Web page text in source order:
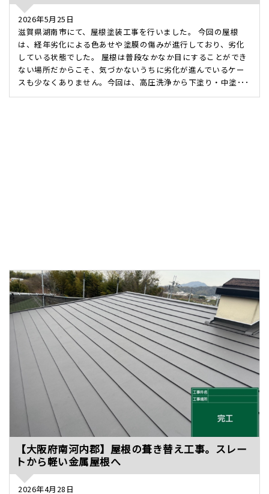
2026年5月25日
滋賀県湖南市にて、屋根塗装工事を行いました。 今回の屋根
は、経年劣化による色あせや塗膜の傷みが進行しており、劣化
している状態でした。 屋根は普段なかなか目にすることができ
ない場所だからこそ、気づかないうちに劣化が進んでいるケー
スも少なくありません。今回は、高圧洗浄から下塗り・中塗･･･
【大阪府南河内郡】屋根の葺き替え工事。スレー
トから軽い金属屋根へ
2026年4月28日